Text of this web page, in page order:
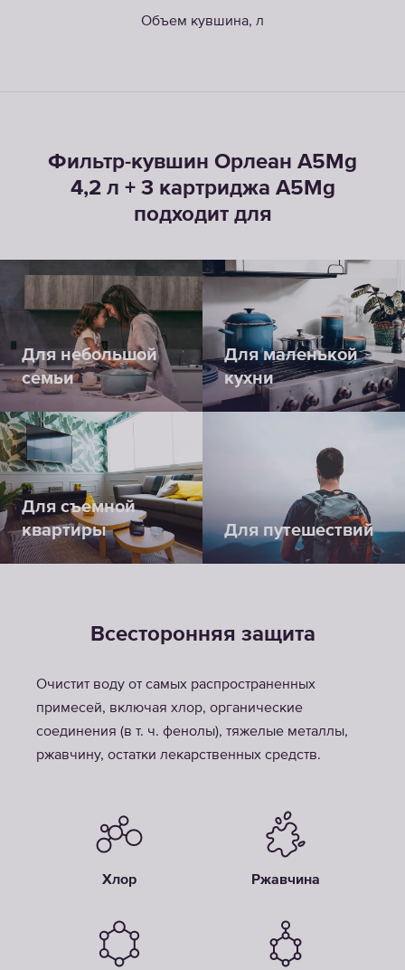
Объем кувшина, л
Фильтр-кувшин Орлеан А5Mg
4,2 л + 3 картриджа А5Mg
подходит для
Для небольшой
семьи
Для маленькой
кухни
Для съемной
квартиры
Для путешествий
Всесторонняя защита
Очистит воду от самых распространенных
примесей, включая хлор, органические
соединения (в т. ч. фенолы), тяжелые металлы,
ржавчину, остатки лекарственных средств.
Хлор Ржавчина